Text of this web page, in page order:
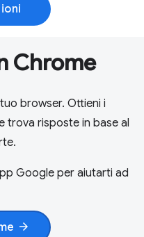
Chrome
browser. Ottieni i
trova risposte in base al
Google per aiutarti ad
arrow_forward